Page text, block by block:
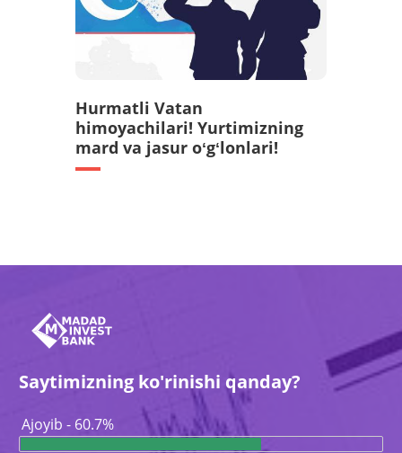
Hurmatli Vatan
himoyachilari! Yurtimizning
mard va jasur oʻgʻlonlari!
Saytimizning ko'rinishi qanday?
Ajoyib - 60.7%